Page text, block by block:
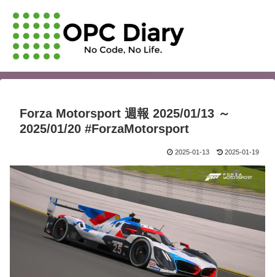
Forza Motorsport 週報 2025/01/13 ～
2025/01/20 #ForzaMotorsport
2025-01-13 2025-01-19